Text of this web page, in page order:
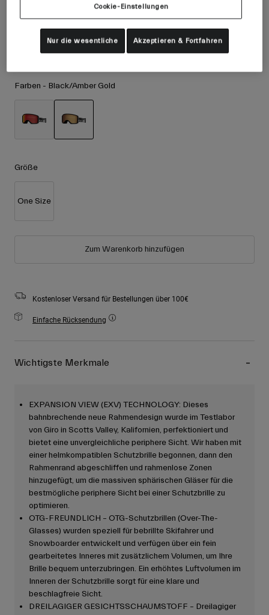
Mountainbike Bekleidung
Zubehör
Handschuhe
Kinder
Alle anzeigen
Price reduced from
89,95 € to
Farben - Black/Amber Gold
Größe
One Size
Zum Warenkorb hinzufügen
Kostenloser Versand für Bestellungen über 100€
Einfache Rücksendung
Wichtigste Merkmale
EXPANSION VIEW (EXV) TECHNOLOGY: Dieses
bahnbrechende neue Rahmendesign wurde im Testlabor
von Giro in Scotts Valley, Kalifornien, perfektioniert und
bietet eine unvergleichliche periphere Sicht. Wir haben mit
einer helmkompatiblen Schutzbrille begonnen, dann den
Rahmenrand abgeschliffen und rahmenlose Zonen
hinzugefügt, um die massiven sphärischen Gläser für die
bestmögliche periphere Sicht bei einer Schutzbrille zu
optimieren.
OTG-FREUNDLICH – OTG-Schutzbrillen (Over-The-
Glasses) wurden speziell für bebrillte Skifahrer und
Snowboarder entwickelt und verfügen über ein fein
gearbeitetes Inneres mit zusätzlichem Volumen, um Ihre
Brille bequem unterzubringen. Ein erhöhtes Luftvolumen im
Inneren der Schutzbrille sorgt für eine klare und
beschlagfreie Sicht.
DREILAGIGER GESICHTSSCHAUMSTOFF – Dreilagiger
Cookie-Einstellungen
Nur die wesentliche Akzeptieren & Fortfahren